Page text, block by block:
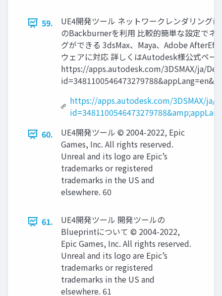
59.
UE4開発ツール ネットワークレンダリング
のBackburnerを利用 比較的簡単な設定でネ
グができる 3dsMax、Maya、Adobe
ウェアに対応 詳しくはAutodesk様公式ペー
https://apps.autodesk.com/3DSMAX/ja/
https://apps.autodesk.com/3DSMAX/ja/
60.
UE4開発ツール © 2004-2022, Epic
Games, Inc. All rights reserved.
Unreal and its logo are Epic’s
trademarks or registered
trademarks in the US and
elsewhere. 60
61.
UE4開発ツール 開発ツールの
Blueprintについて © 2004-2022,
Epic Games, Inc. All rights reserved.
Unreal and its logo are Epic’s
trademarks or registered
trademarks in the US and
elsewhere. 61